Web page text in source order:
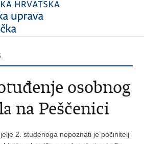
osobnog
na Peščenici
2. studenoga nepoznati je počinitelj